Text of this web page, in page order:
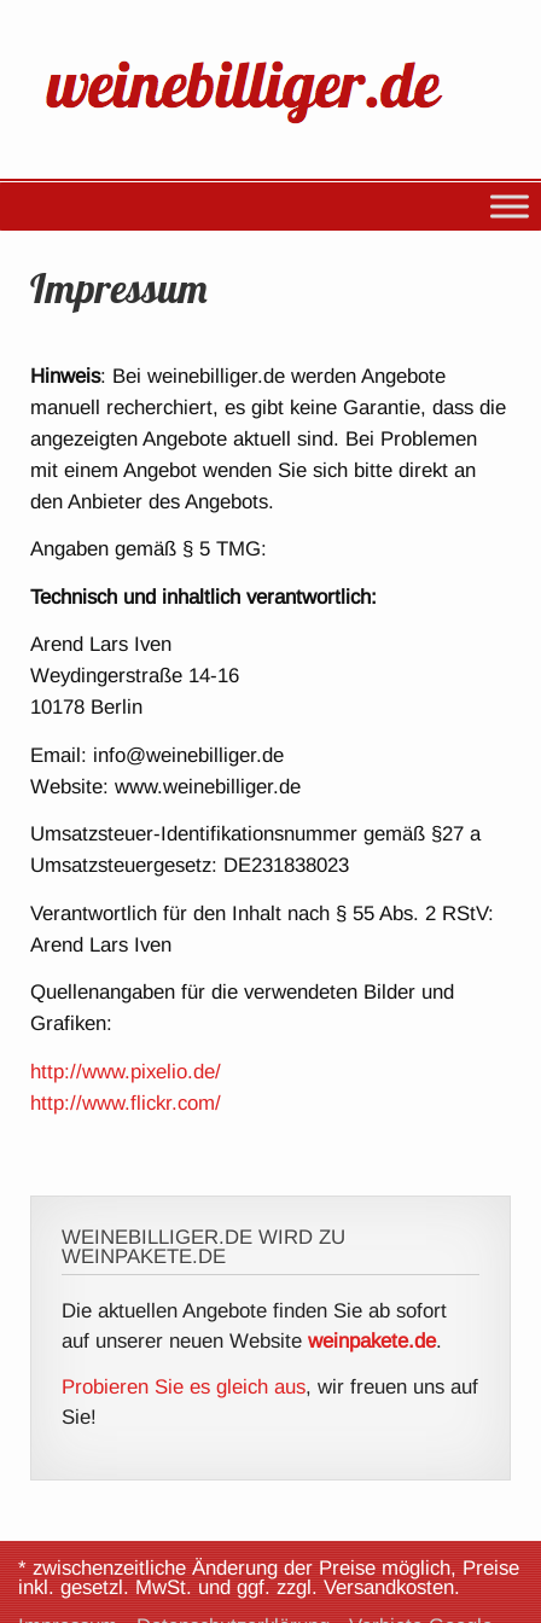
Impressum
Hinweis: Bei weinebilliger.de werden Angebote
manuell recherchiert, es gibt keine Garantie, dass die
angezeigten Angebote aktuell sind. Bei Problemen
mit einem Angebot wenden Sie sich bitte direkt an
den Anbieter des Angebots.
Angaben gemäß § 5 TMG:
Technisch und inhaltlich verantwortlich:
Arend Lars Iven
Weydingerstraße 14-16
10178 Berlin
Email:­ info@weinebilliger.de
Website: www.weinebilliger.de
Umsatzsteuer-Identifikationsnummer gemäß §27 a
Umsatzsteuergesetz: DE231838023
Verantwortlich für den Inhalt nach § 55 Abs. 2 RStV:
Arend Lars Iven
Quellenangaben für die verwendeten Bilder und
Grafiken:
http://www.pixelio.de/
http://www.flickr.com/
WEINEBILLIGER.DE WIRD ZU
WEINPAKETE.DE
Die aktuellen Angebote finden Sie ab sofort
auf unserer neuen Websiteweinpakete.de.
Probieren Sie es gleich aus, wir freuen uns auf
Sie!
* zwischenzeitliche Änderung der Preise möglich, Preise
inkl. gesetzl. MwSt. und ggf. zzgl. Versandkosten.